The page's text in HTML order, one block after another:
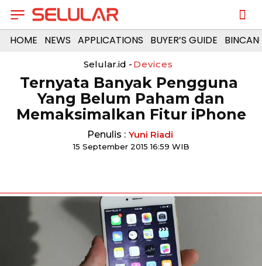
HOME NEWS APPLICATIONS BUYER’S GUIDE
Selular.id - Devices
Ternyata Banyak Pengguna
Yang Belum Paham dan
Memaksimalkan Fitur iPhone
Penulis : Yuni Riadi
15 September 2015 16:59 WIB